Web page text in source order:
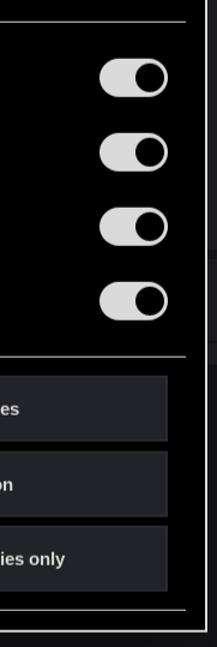
them in the
only
2076 oder
"Story" &
Sep 12, 2025
könnte
das Casino noch
Eher
du uns